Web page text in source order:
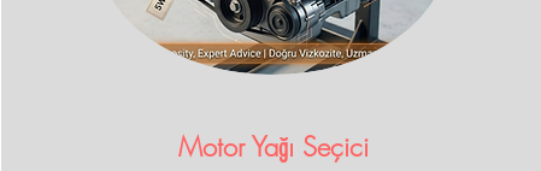
Motor Yağı Seçici